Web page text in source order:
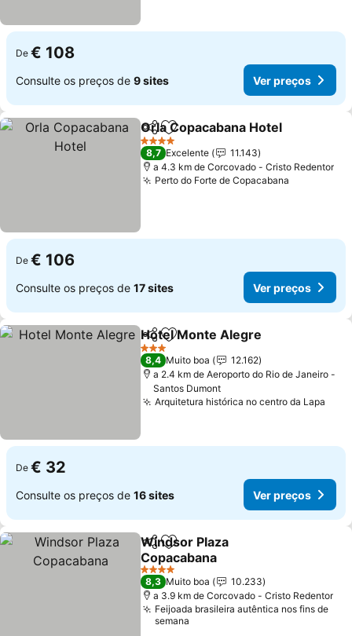
De € 108
Consulte os preços de 9 sites Ver preços
PartilharAdicionar aos favoritos
Orla Copacabana Hotel
4 Estrelas
8,7 Excelente
11.143
a 4.3 km de Corcovado - Cristo Redentor
Perto do Forte de Copacabana
De € 106
Consulte os preços de 17 sites Ver preços
PartilharAdicionar aos favoritos
Hotel Monte Alegre
3 Estrelas
8,4 Muito boa
12.162
a 2.4 km de Aeroporto do Rio de Janeiro -
Santos Dumont
Arquitetura histórica no centro da Lapa
De € 32
Consulte os preços de 16 sites Ver preços
PartilharAdicionar aos favoritos
Windsor Plaza
Copacabana
4 Estrelas
8,3 Muito boa
10.233
a 3.9 km de Corcovado - Cristo Redentor
Feijoada brasileira autêntica nos fins de
semana